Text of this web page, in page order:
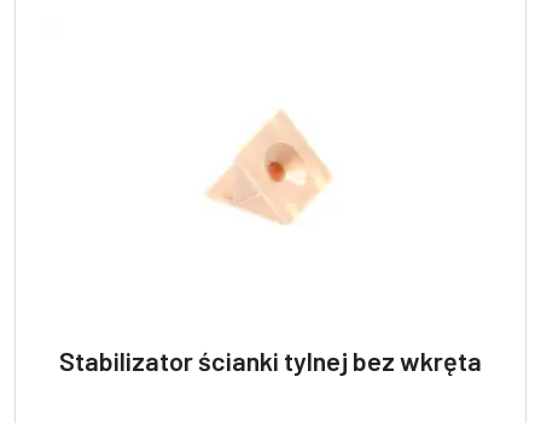
Stabilizator ścianki tylnej bez wkręta